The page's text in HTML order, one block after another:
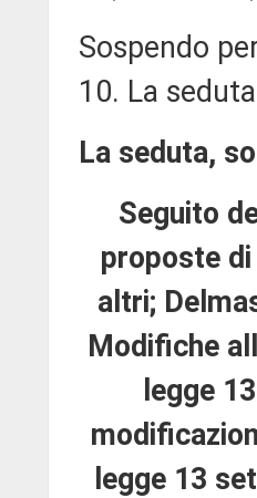
Sospendo
10. La
La seduta,
Seguito
proposte
altri;
Modifiche
legge
legge 13